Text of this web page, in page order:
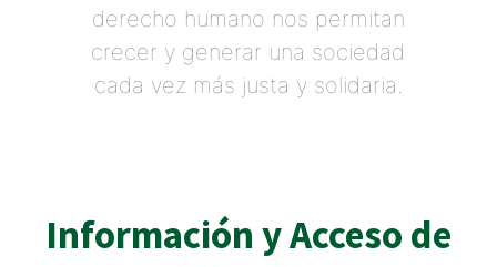
derecho humano nos permitan
crecer y generar una sociedad
cada vez más justa y solidaria.
Información y Acceso de